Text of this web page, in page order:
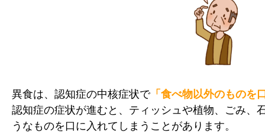
異食は、認知症の中核症状で「食べ物以外のものを
認知症の症状が進むと、ティッシュや植物、ごみ、
うなものを口に入れてしまうことがあります。